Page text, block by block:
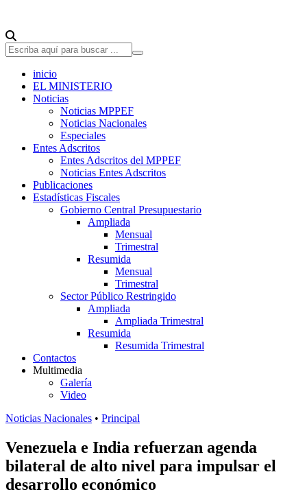
inicio
EL MINISTERIO
Noticias
Noticias MPPEF
Noticias Nacionales
Especiales
Entes Adscritos
Entes Adscritos del MPPEF
Noticias Entes Adscritos
Publicaciones
Estadísticas Fiscales
Gobierno Central Presupuestario
Ampliada
Mensual
Trimestral
Resumida
Mensual
Trimestral
Sector Público Restringido
Ampliada
Ampliada Trimestral
Resumida
Resumida Trimestral
Contactos
Multimedia
Galería
Video
Noticias Nacionales • Principal
Venezuela e India refuerzan agenda
bilateral de alto nivel para impulsar el
desarrollo económico